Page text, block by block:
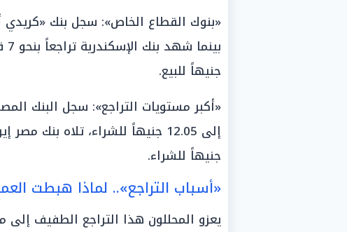
جنيهاً للبيع.
جنيهاً للشراء.
«أسباب التراجع».. لماذا هبطت
يعزو المحللون هذا التراجع الطفيف إلى